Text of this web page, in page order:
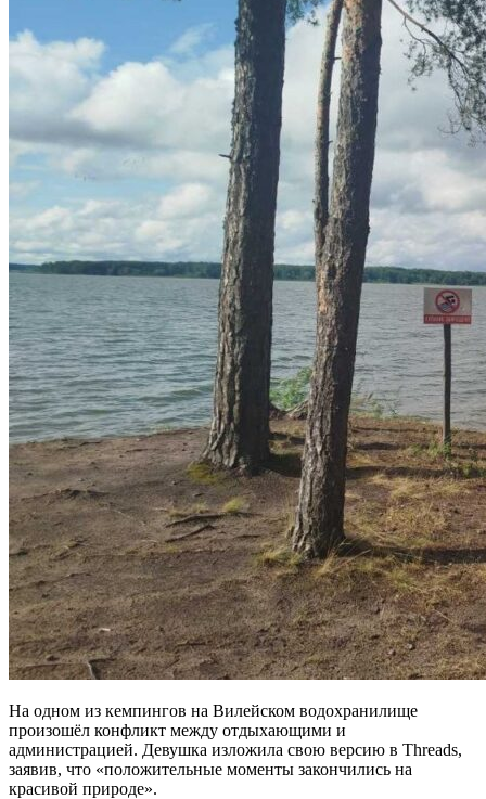
На одном из кемпингов на Вилейском водохранилище
произошёл конфликт между отдыхающими и
администрацией. Девушка изложила свою версию в Threads,
заявив, что «положительные моменты закончились на
красивой природе».